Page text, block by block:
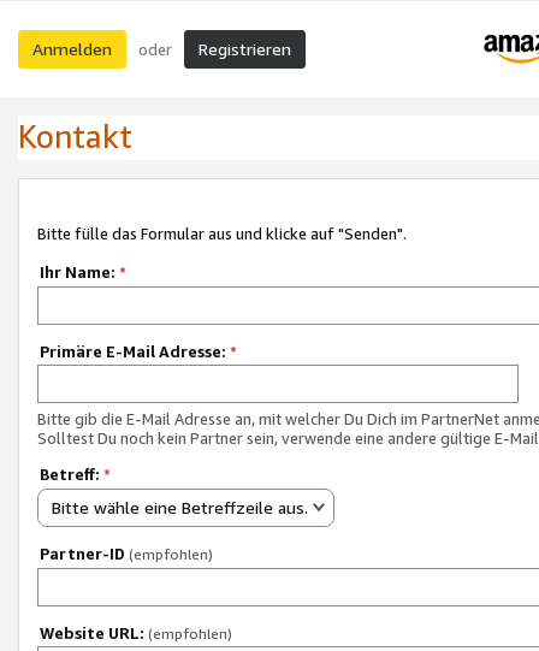
Anmelden oder Registrieren
Kontakt
Bitte fülle das Formular aus und klicke auf "Senden".
Ihr Name: *
Primäre E-Mail Adresse: *
Bitte gib die E-Mail Adresse an, mit welcher Du Dich im PartnerNet
Solltest Du noch kein Partner sein, verwende eine andere gültige E-
Betreff: *
Bitte wähle eine Betreffzeile aus.
Partner-ID (empfohlen)
Website URL: (empfohlen)